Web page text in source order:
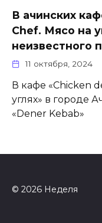
В ачинских
Chef. Мясо на
неизвестного
11 октября, 2024
В кафе «Chicken
углях» в городе
«Dener Kebab»
© 2026 Неделя